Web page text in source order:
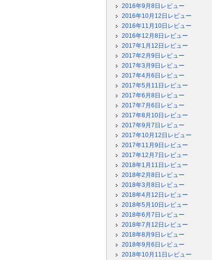
2016年9月8日レビュー
2016年10月12日レビュー
2016年11月10日レビュー
2016年12月8日レビュー
2017年1月12日レビュー
2017年2月9日レビュー
2017年3月9日レビュー
2017年4月6日レビュー
2017年5月11日レビュー
2017年6月8日レビュー
2017年7月6日レビュー
2017年8月10日レビュー
2017年9月7日レビュー
2017年10月12日レビュー
2017年11月9日レビュー
2017年12月7日レビュー
2018年1月11日レビュー
2018年2月8日レビュー
2018年3月8日レビュー
2018年4月12日レビュー
2018年5月10日レビュー
2018年6月7日レビュー
2018年7月12日レビュー
2018年8月9日レビュー
2018年9月6日レビュー
2018年10月11日レビュー